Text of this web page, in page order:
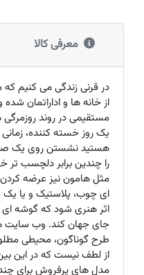
معرفی کالا
در قرنی زندگی می کنیم
از خانه ها و اداراتمان
مستقیمی در روند روزمرگی
یک روز خسته کننده،
هستید نشستن روی یک
را چندین برابر دلچسب تر
مثل هامون نیز عرضه
ای چوب، پلاستیک و یا یک
اثر هنری شود که گوشه ای
جای جهان کند. وب سایت
طرح گوناگون، محیطی
مدل های پرفروش برای